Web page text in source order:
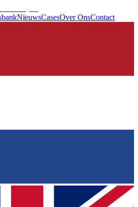
NieuwsCasesOver OnsContact